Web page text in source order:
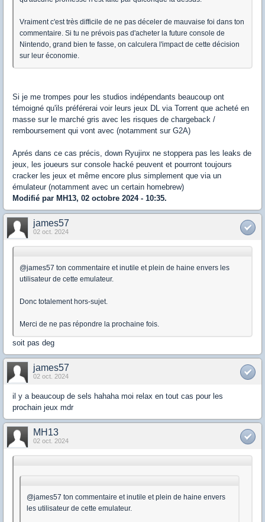
Vraiment c'est très difficile de ne pas déceler de mauvaise foi dans ton
commentaire. Si tu ne prévois pas d'acheter la future console de
Nintendo, grand bien te fasse, on calculera l'impact de cette décision
sur leur économie.
Si je me trompes pour les studios indépendants beaucoup ont
témoigné qu'ils préférerai voir leurs jeux DL via Torrent que acheté en
masse sur le marché gris avec les risques de chargeback /
remboursement qui vont avec (notamment sur G2A)
Aprés dans ce cas précis, down Ryujinx ne stoppera pas les leaks de
jeux, les joueurs sur console hacké peuvent et pourront toujours
cracker les jeux et même encore plus simplement que via un
émulateur (notamment avec un certain homebrew)
Modifié par MH13, 02 octobre 2024 - 10:35.
james57
02 oct. 2024
@james57 ton commentaire et inutile et plein de haine envers les
utilisateur de cette emulateur.
Donc totalement hors-sujet.
Merci de ne pas répondre la prochaine fois.
soit pas deg
james57
02 oct. 2024
il y a beaucoup de sels hahaha moi relax en tout cas pour les
prochain jeux mdr
MH13
02 oct. 2024
@james57 ton commentaire et inutile et plein de haine envers
les utilisateur de cette emulateur.